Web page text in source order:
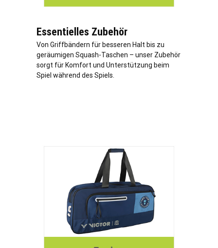
Essentielles Zubehör
Von Griffbändern für besseren Halt bis zu
geräumigen Squash-Taschen – unser Zubehör
sorgt für Komfort und Unterstützung beim
Spiel während des Spiels.